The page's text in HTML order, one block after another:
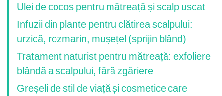
Ulei de cocos pentru mătreață și scalp uscat
Infuzii din plante pentru clătirea scalpului:
urzică, rozmarin, mușețel (sprijin blând)
Tratament naturist pentru mătreață: exfoliere
blândă a scalpului, fără zgâriere
Greșeli de stil de viață și cosmetice care